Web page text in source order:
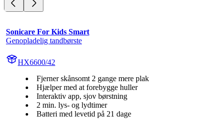
Sonicare For Kids Smart
Genopladelig tandbørste
HX6600/42
Fjerner skånsomt 2 gange mere plak
Hjælper med at forebygge huller
Interaktiv app, sjov børstning
2 min. lys- og lydtimer
Batteri med levetid på 21 dage